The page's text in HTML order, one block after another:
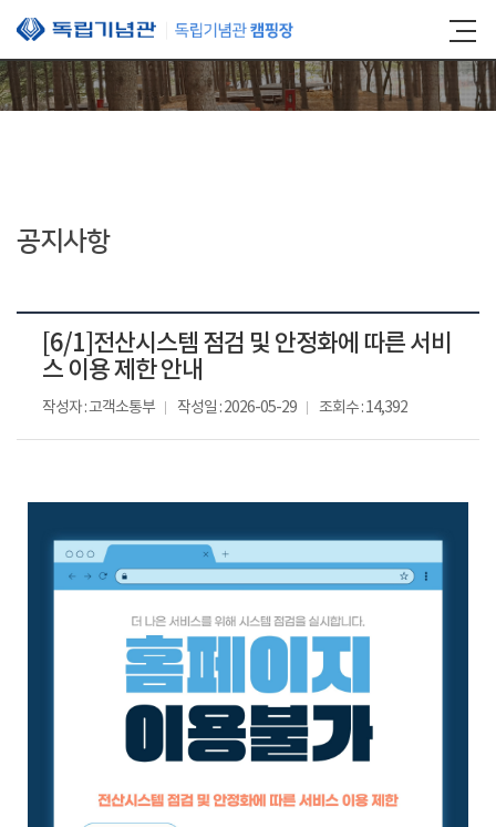
본문 바로가기
공지사항
[6/1]전산시스템 점검 및 안정화에 따른 서비
스 이용 제한 안내
작성자 : 고객소통부 작성일 : 2026-05-29 조회수 : 14,392